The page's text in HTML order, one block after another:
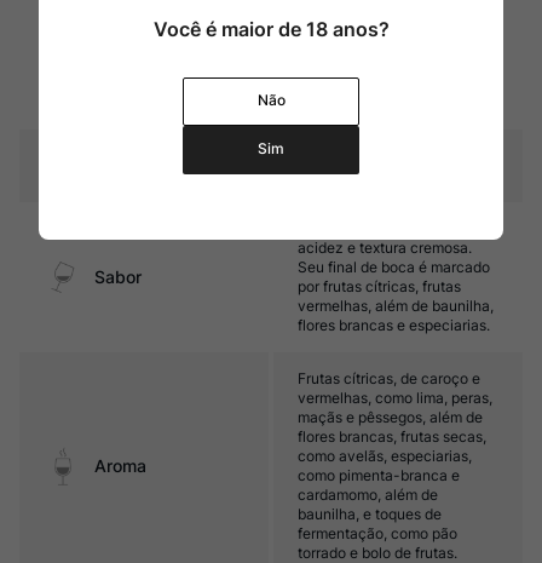
Método tradicional (segunda
leveduras e 35% do vinho
Sabor
acidez e textura cremosa.
Seu final de boca é marcado
por frutas cítricas, frutas
vermelhas, além de baunilha,
flores brancas e especiarias.
Aroma
Frutas cítricas, de caroço e
vermelhas, como lima, peras,
maçãs e pêssegos, além de
flores brancas, frutas secas,
como avelãs, especiarias,
como pimenta-branca e
cardamomo, além de
baunilha, e toques de
fermentação, como pão
torrado e bolo de frutas.
Você é maior de 18 anos?
Não
Sim